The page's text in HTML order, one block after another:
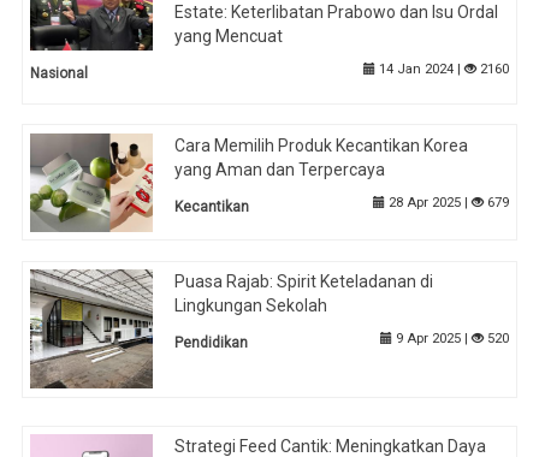
Estate: Keterlibatan Prabowo dan Isu Ordal
yang Mencuat
Nasional 14 Jan 2024 | 2160
Cara Memilih Produk Kecantikan Korea
yang Aman dan Terpercaya
Kecantikan 28 Apr 2025 | 679
Puasa Rajab: Spirit Keteladanan di
Lingkungan Sekolah
Pendidikan 9 Apr 2025 | 520
Strategi Feed Cantik: Meningkatkan Daya